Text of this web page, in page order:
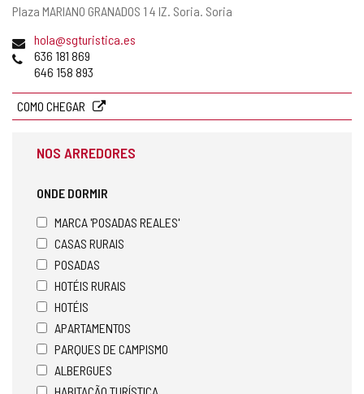
Endereço
Plaza MARIANO GRANADOS 1 4 IZ. Soria. Soria
Endereço
de
email
hola@sgturistica.es
Telefones
636 181 869
646 158 893
COMO CHEGAR
NOS ARREDORES
ONDE DORMIR
MARCA 'POSADAS REALES'
CASAS RURAIS
POSADAS
HOTÉIS RURAIS
HOTÉIS
APARTAMENTOS
PARQUES DE CAMPISMO
ALBERGUES
HABITAÇÃO TURÍSTICA